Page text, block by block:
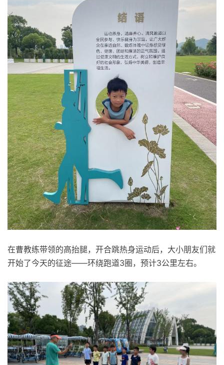
在曹教练带领的高抬腿，开合跳热身运动后，大小朋友们就
开始了今天的征途——环绕跑道3圈，预计3公里左右。